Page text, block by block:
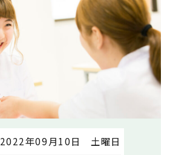
2022年09月10日 土曜日